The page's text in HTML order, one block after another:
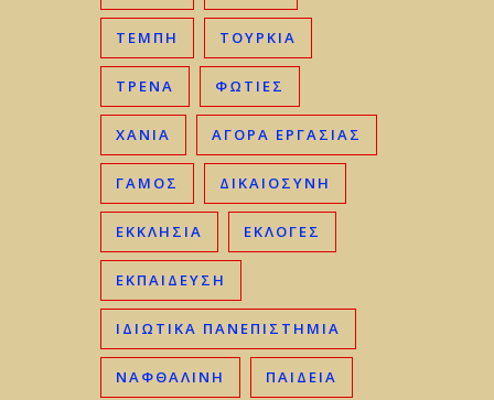
ΤΈΜΠΗ ΤΟΥΡΚΊΑ
ΤΡΈΝΑ ΦΩΤΙΈΣ
ΧΑΝΙΆ ΑΓΟΡΆ ΕΡΓΑΣΊΑΣ
ΓΑΜΟΣ ΔΙΚΑΙΟΣΎΝΗ
ΕΚΚΛΗΣΊΑ ΕΚΛΟΓΈΣ
ΕΚΠΑΊΔΕΥΣΗ
ΙΔΙΩΤΙΚΆ ΠΑΝΕΠΙΣΤΉΜΙΑ
ΝΑΦΘΑΛΊΝΗ ΠΑΙΔΕΊΑ